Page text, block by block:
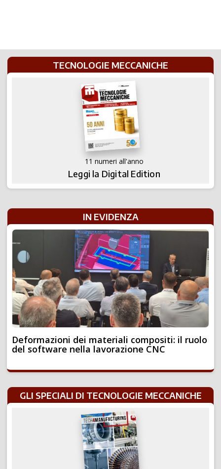
TECNOLOGIE MECCANICHE
11 numeri all'anno
Leggi la Digital Edition
IN EVIDENZA
Deformazioni dei materiali compositi: il ruolo
del software nella lavorazione CNC
GLI SPECIALI DI TECNOLOGIE MECCANICHE